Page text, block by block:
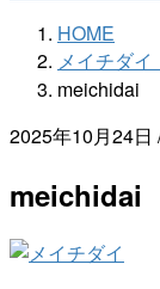
HOME
メイチダ
meichidai
2025年10月24日
meichidai